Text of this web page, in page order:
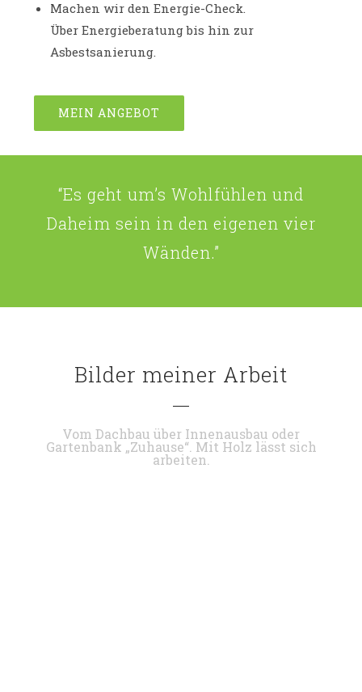
Machen wir den Energie-Check.
Über Energieberatung bis hin zur
Asbestsanierung.
MEIN ANGEBOT
“Es geht um’s Wohlfühlen und
Daheim sein in den eigenen vier
Wänden.”
Bilder meiner Arbeit
Vom Dachbau über Innenausbau oder
Gartenbank „Zuhause“. Mit Holz lässt sich
arbeiten.